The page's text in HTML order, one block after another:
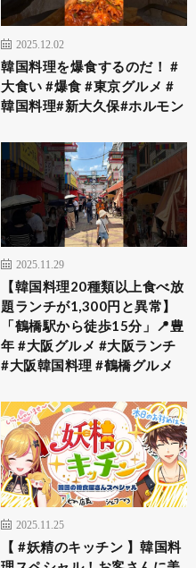
2025.12.02
韓国料理を爆食するのだ！ #
大食い #爆食 #東京グルメ #
韓国料理#新大久保#ホルモン
2025.11.29
【韓国料理20種類以上食べ放
題ランチが1,300円と異常】
「鶴橋駅から徒歩15分」📍豊
年 #大阪グルメ #大阪ランチ
#大阪韓国料理 #鶴橋グルメ
2025.11.25
【 #妖精のキッチン 】韓国料